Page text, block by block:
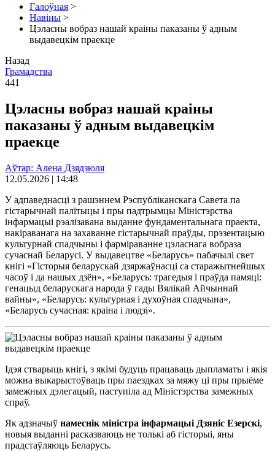
Галоўная >
Навіны >
Цэласны вобраз нашай краіны паказаны ў адным
выдавецкім праекце
Назад
Грамадства
441
Цэласны вобраз нашай краіны
паказаны ў адным выдавецкім
праекце
Аўтар: Алена Дзядзюля
12.05.2026 | 14:48
У адпаведнасці з рашэннем Рэспубліканскага Савета па
гістарычнай палітыцы і пры падтрымцы Міністэрства
інфармацыі рэалізавана выданне фундаментальнага праекта,
накіраванага на захаванне гістарычнай праўды, прэзентацыю
культурнай спадчыны і фарміраванне цэласнага вобраза
сучаснай Беларусі. У выдавецтве «Беларусь» пабачылі свет
кнігі «Гісторыя беларускай дзяржаўнасці са старажытнейшых
часоў і да нашых дзён», «Беларусь: трагедыя і праўда памяці:
генацыд беларускага народа ў гады Вялікай Айчыннай
вайны», «Беларусь: культурная і духоўная спадчына»,
«Беларусь сучасная: краіна і людзі».
Ідэя стварыць кнігі, з якімі будуць працаваць дыпламаты і якія
можна выкарыстоўваць пры паездках за мяжу ці пры прыёме
замежных дэлегацый, паступіла ад Міністэрства замежных
спраў.
Як адзначыў намеснік міністра інфармацыі Дзяніс Езерскі,
новыя выданні расказваюць не толькі аб гісторыі, яны
прадстаўляюць Беларусь.